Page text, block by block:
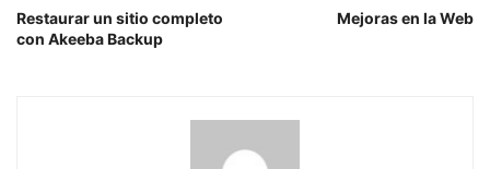
Restaurar un sitio completo
con Akeeba Backup
Mejoras en la Web